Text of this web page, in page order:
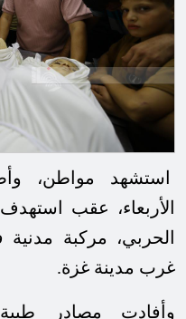
استشهد مواطن،
الأربعاء، عقب
الحربي، مركبة
غرب مدينة غزة.
وأفادت مصادر